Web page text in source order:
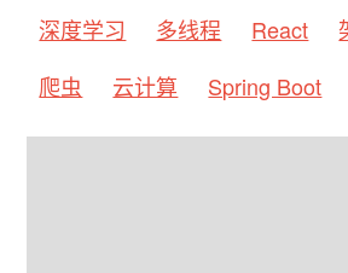
深度学习
多线程 React
爬虫
云计算 Spring Boot